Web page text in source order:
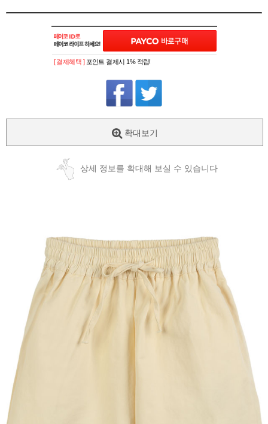
페이코 ID로
PAYCO 바로
[ 결제혜택 ] 포인트 결제시 1% 적립!
확대보기
상세 정보를 확대해 보실 수 있습니다